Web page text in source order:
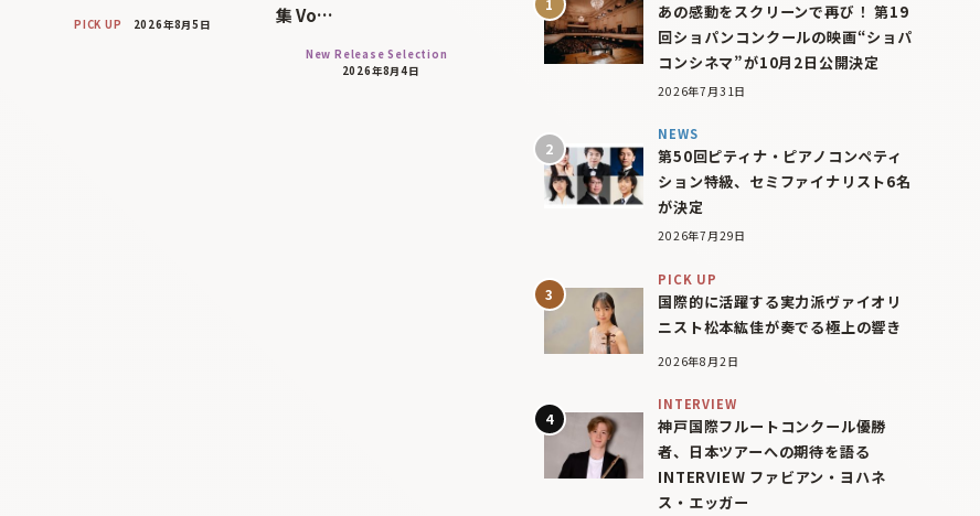
PICK UP 2026年8月5日
集 Vo…
New Release Selection
2026年8月4日
あの感動をスクリーンで再び！ 第19
回ショパンコンクールの映画“ショパ
コンシネマ”が10月2日公開決定
2026年7月31日
NEWS
第50回ピティナ・ピアノコンペティ
ション特級、セミファイナリスト6名
が決定
2026年7月29日
PICK UP
国際的に活躍する実力派ヴァイオリ
ニスト松本紘佳が奏でる極上の響き
2026年8月2日
INTERVIEW
神戸国際フルートコンクール優勝
者、日本ツアーへの期待を語る
INTERVIEW ファビアン・ヨハネ
ス・エッガー